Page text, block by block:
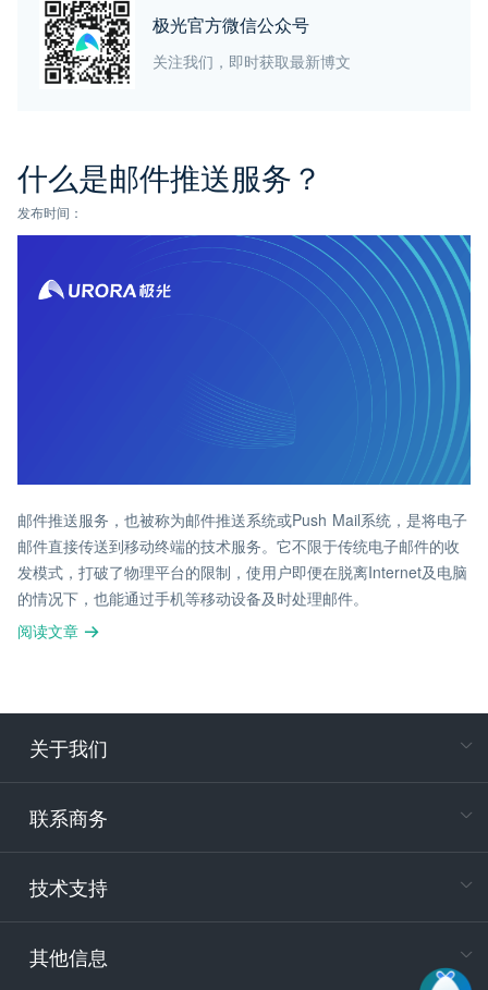
什么是邮件推送服务？
发布时间：
邮件推送服务，也被称为邮件推送系统或Push Mail系统，是将电子
邮件直接传送到移动终端的技术服务。它不限于传统电子邮件的收
发模式，打破了物理平台的限制，使用户即便在脱离Internet及电脑
的情况下，也能通过手机等移动设备及时处理邮件。
阅读文章
极光官方微信公众号
关注我们，即时获取最新博文
关于我们
联系商务
技术支持
其他信息
电
400-